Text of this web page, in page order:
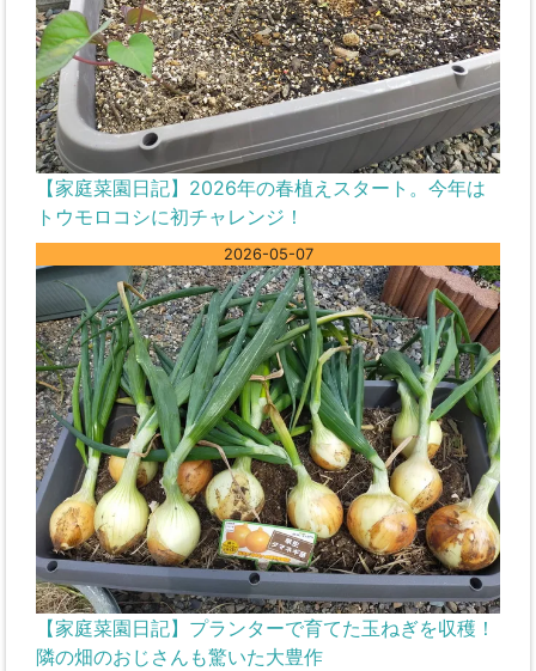
【家庭菜園日記】2026年の春植えスタート。今年は
トウモロコシに初チャレンジ！
2026-05-07
【家庭菜園日記】プランターで育てた玉ねぎを収穫！
隣の畑のおじさんも驚いた大豊作